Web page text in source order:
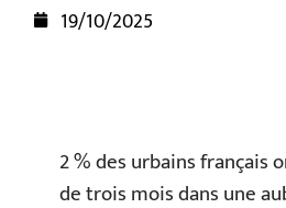
19/10/2025
2 % des urbains français
de trois mois dans une